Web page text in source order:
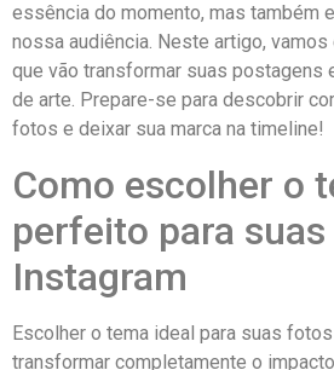
essência do momento, mas‌ também
nossa audiência. Neste artigo,
que vão transformar suas ⁢postagens
de arte. Prepare-se para descobrir
fotos e deixar sua marca na timeline!
Como escolher o
perfeito para
Instagram
Escolher o ⁢tema ideal para suas
⁣transformar completamente o